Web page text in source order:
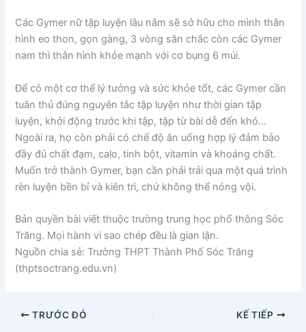
Các Gymer nữ tập luyện lâu năm sẽ sở hữu cho mình thân
hình eo thon, gọn gàng, 3 vòng săn chắc còn các Gymer
nam thì thân hình khỏe mạnh với cơ bụng 6 múi.
Để có một cơ thể lý tưởng và sức khỏe tốt, các Gymer cần
tuân thủ đúng nguyên tắc tập luyện như thời gian tập
luyện, khởi động trước khi tập, tập từ bài dễ đến khó…
Ngoài ra, họ còn phải có chế độ ăn uống hợp lý đảm bảo
đầy đủ chất đạm, calo, tinh bột, vitamin và khoáng chất.
Muốn trở thành Gymer, bạn cần phải trải qua một quá trình
rèn luyện bền bỉ và kiên trì, chứ không thể nóng vội.
Bản quyền bài viết thuộc trường trung học phổ thông Sóc
Trăng. Mọi hành vi sao chép đều là gian lận.
Nguồn chia sẻ: Trường THPT Thành Phố Sóc Trăng
(thptsoctrang.edu.vn)
TRƯỚC ĐÓ KẾ TIẾP